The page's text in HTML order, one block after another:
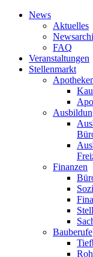
News
Aktuelles
FAQ
Veranstaltungen
Stellenmarkt
Finanzen
Bauberufe